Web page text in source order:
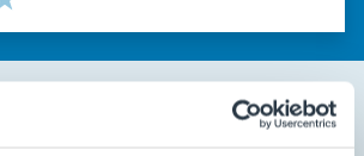
5 stelle su 5
4 stelle su 5
su 5
su 5
5